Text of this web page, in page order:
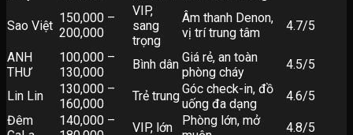
Sao Việt
150,000 –
200,000
VIP,
sang
trọng
Âm thanh Denon,
vị trí trung tâm
4.7/5
ANH
THƯ
100,000 –
130,000
Bình dân Giá rẻ, an toàn
phòng cháy
4.5/5
Lin Lin
130,000 –
160,000
Trẻ trungGóc check-in, đồ
uống đa dạng
4.6/5
Đêm
140,000 –
VIP, lớn
Phòng lớn, mở
4.8/5